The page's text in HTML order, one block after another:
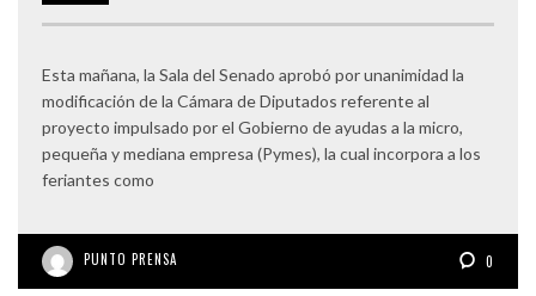
Esta mañana, la Sala del Senado aprobó por unanimidad la
modificación de la Cámara de Diputados referente al
proyecto impulsado por el Gobierno de ayudas a la micro,
pequeña y mediana empresa (Pymes), la cual incorpora a los
feriantes como
PUNTO PRENSA 0